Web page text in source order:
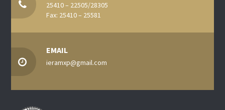
25410 – 22505/28305
Fax: 25410 – 25581
EMAIL
ieramxp@gmail.com